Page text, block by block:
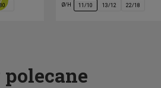
80 Ø/H 11/10 13/12 22/18